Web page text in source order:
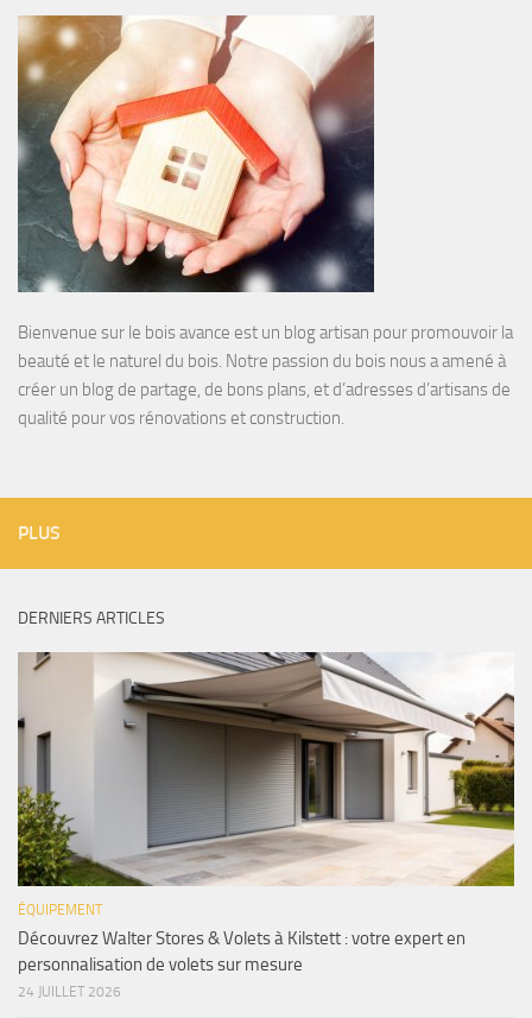
Bienvenue sur le bois avance est un blog artisan pour promouvoir la
beauté et le naturel du bois. Notre passion du bois nous a amené à
créer un blog de partage, de bons plans, et d’adresses d’artisans de
qualité pour vos rénovations et construction.
PLUS
DERNIERS ARTICLES
ÉQUIPEMENT
Découvrez Walter Stores & Volets à Kilstett : votre expert en
personnalisation de volets sur mesure
24 JUILLET 2026